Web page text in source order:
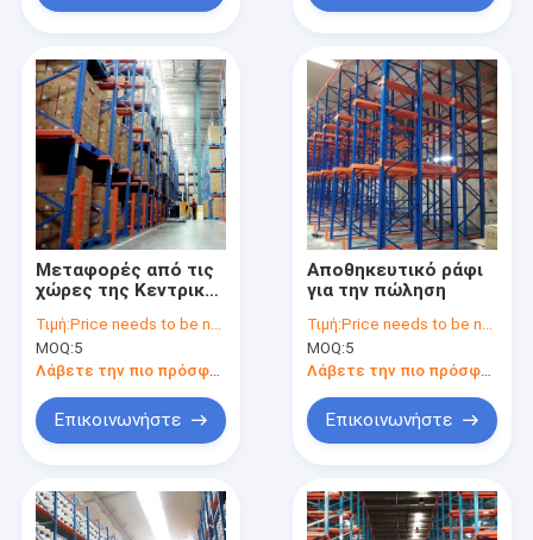
Μεταφορές από τις
χώρες της Κεντρικής
Τιμή:Price needs to be negotiated
MOQ:5
Λάβετε την πιο πρόσφατη τιμή
Επικοινωνήστε
Αποθηκευτικό ράφι
για την πώληση
Τιμή:Price needs to be negotiated
MOQ:5
Επικοινωνήστε